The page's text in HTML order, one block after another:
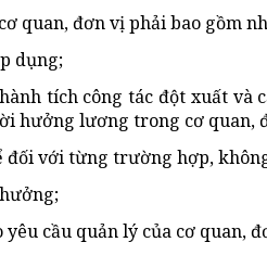
quan, đơn vị phải bao gồm
dụng;
tích công tác đột xuất và
hưởng lương trong cơ quan,
đối với từng trường hợp,
cầu quản lý của cơ quan,